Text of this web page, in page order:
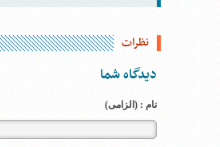
نظرات
دیدگاه شما
نام : (الزامی)